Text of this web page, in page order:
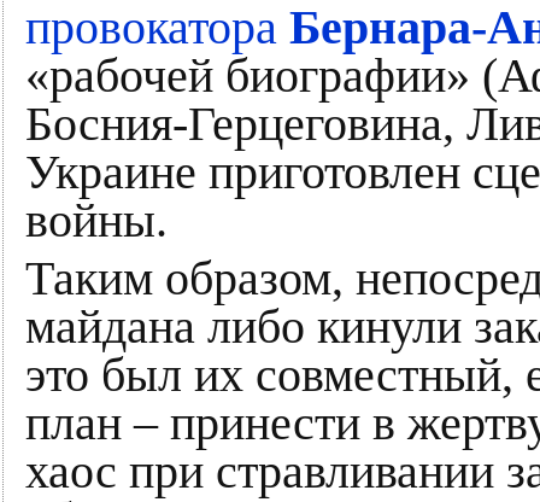
провокатора Бернара-
«рабочей биографии»
Босния-Герцеговина,
Украине приготовлен
войны.
Таким образом,
майдана либо кинули
это был их
план – принести в
хаос при стравливании